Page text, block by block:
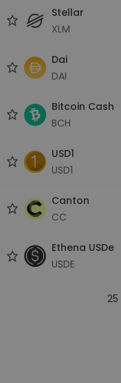
Stellar
XLM
Dai
DAI
Bitcoin Cash
BCH
USD1
USD1
Canton
CC
Ethena USDe
USDE
25